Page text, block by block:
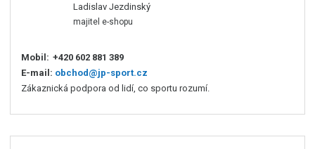
Ladislav Jezdinský
majitel e-shopu
Mobil: +420 602 881 389
E-mail: obchod@jp-sport.cz
Zákaznická podpora od lidí, co sportu rozumí.